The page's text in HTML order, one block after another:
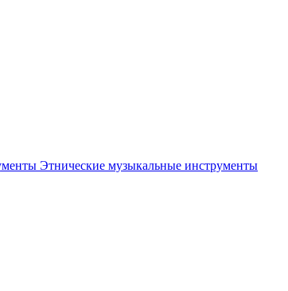
Этнические музыкальные инструменты